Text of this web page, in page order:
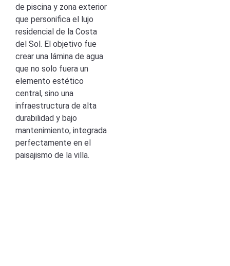
de piscina y zona exterior
que personifica el lujo
residencial de la Costa
del Sol. El objetivo fue
crear una lámina de agua
que no solo fuera un
elemento estético
central, sino una
infraestructura de alta
durabilidad y bajo
mantenimiento, integrada
perfectamente en el
paisajismo de la villa.